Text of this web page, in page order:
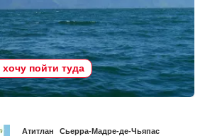
пойти туда
Атитлан Сьерра-Мадре-де-Чьяпас